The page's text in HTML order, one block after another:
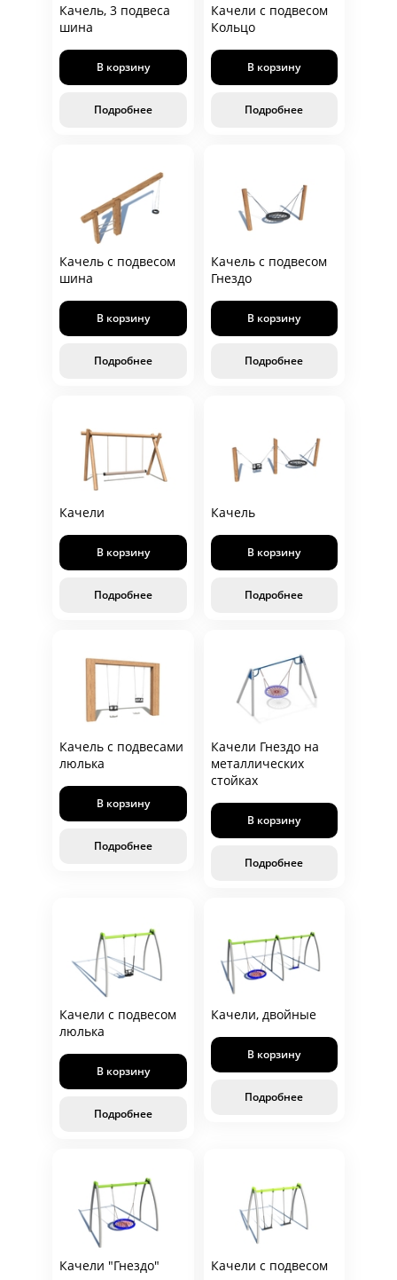
Качель, 3 подвеса
шина
В корзину
Подробнее
Качели с подвесом
Кольцо
В корзину
Подробнее
Качель с подвесом
шина
В корзину
Подробнее
Качель с подвесом
Гнездо
В корзину
Подробнее
Качели
В корзину
Подробнее
Качель
В корзину
Подробнее
Качель с подвесами
люлька
В корзину
Подробнее
Качели Гнездо на
металлических
стойках
В корзину
Подробнее
Качели с подвесом
люлька
В корзину
Подробнее
Качели, двойные
В корзину
Подробнее
Качели "Гнездо"
Качели с подвесом